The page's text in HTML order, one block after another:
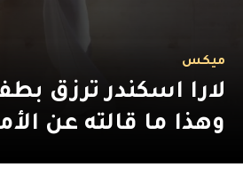
ميكس
لارا اسكندر ترزق
وهذا ما قالته عن